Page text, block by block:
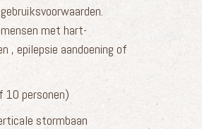
met hart-
, epilepsie aandoening of
10 personen)
stormbaan